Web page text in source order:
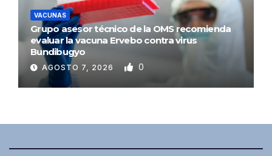
VACUNAS
Grupo asesor técnico de la OMS recomienda
evaluar la vacuna Ervebo contra virus
Bundibugyo
AGOSTO 7, 2026 0